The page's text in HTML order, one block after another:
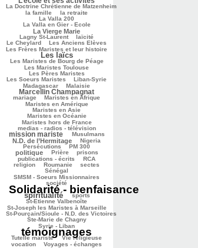
La Doctrine Chrétienne de Matzenheim
309/2848la famille
98/2848 la retraite
60/2848
La Valla 200
La Valla en Gier - Ecole
668/2848
La Vierge Marie
Lagny St-Laurent
352/2848 laïcité
255/2848
Le Cheylard
68/2848 Les Anciens Elèves
137/2848
Les Frères Maristes et leur histoire
Les laïcs
Les Maristes de Bourg de Péage
227/2848
Les Maristes Toulouse
555/2848
Les Pères Maristes
437/2848
Les Soeurs Maristes
104/2848 Liban-Syrie
216/2848
Madagascar
25/2848 Malaisie
1149/2848
Marcellin Champagnat
47/2848
mariage
438/2848 Maristes en Afrique
454/2848
Maristes en Amérique
291/2848
Maristes en Asie
Maristes en Océanie
454/2848
Maristes hors de France
269/2848
medias - radios - télévision
1112/2848
mission mariste
78/2848 Musulmans
876/2848
N.D. de l’Hermitage
55/2848 Nigeria
167/2848
Persécutions
147/2848 PM 300
673/2848
politique
205/2848 Prière
113/2848 prisons
282/2848
publications - écrits
127/2848 RCA
224/2848
religion
46/2848 Roumanie
43/2848 sectes
66/2848
Sénégal
SMSM - Soeurs Missionnaires
283/2848
société
Solidarité - bienfaisance
1530/2848spiritualité
334/2848 sports
236/2848
St-Etienne Valbenoîte
82/2848
St-Joseph les Maristes à Marseille
119/2848
St-Pourçain/Sioule - N.D. des Victoires
Ste-Marie de Chagny
Syrie - Liban
témoignages
160/2848
Tutelle mariste
174/2848 Vie religieuse
583/2848
vocation
596/2848 Voyages - échanges